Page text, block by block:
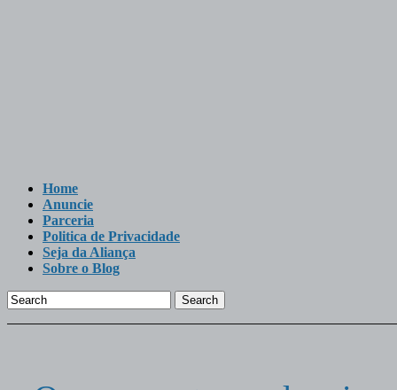
Home
Anuncie
Parceria
Politica de Privacidade
Seja da Aliança
Sobre o Blog
Search